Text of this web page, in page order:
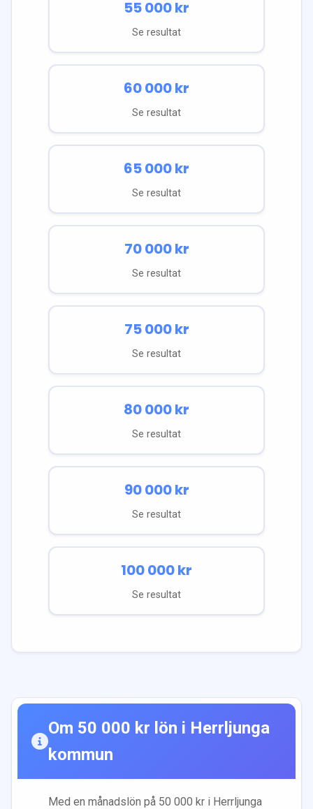
55 000kr
Se resultat
60 000kr
Se resultat
65 000kr
Se resultat
70 000kr
Se resultat
75 000kr
Se resultat
80 000kr
Se resultat
90 000kr
Se resultat
100 000kr
Se resultat
Om 50 000 kr lön i Herrljunga
kommun
Med en månadslön på 50 000 kr i Herrljunga